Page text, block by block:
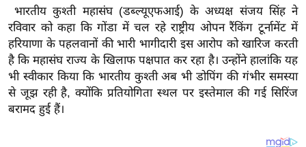
ष
ज्ञ
रा
य
ब
ज
ट
भारतीय कुश्ती महासंघ (डब्ल्यूएफआई) के अध्यक्ष संजय सिंह ने
रविवार को कहा कि गोंडा में चल रहे राष्ट्रीय ओपन रैंकिंग टूर्नामेंट में
हरियाणा के पहलवानों की भारी भागीदारी इस आरोप को खारिज करती
है कि महासंघ राज्य के खिलाफ पक्षपात कर रहा है। उन्होंने हालांकि यह
भी स्वीकार किया कि भारतीय कुश्ती अब भी डोपिंग की गंभीर समस्या
से जूझ रही है, क्योंकि प्रतियोगिता स्थल पर इस्तेमाल की गई सिरिंज
बरामद हुई हैं।